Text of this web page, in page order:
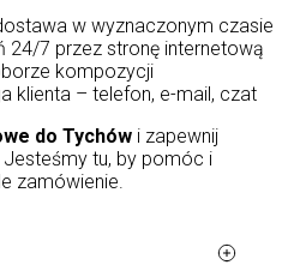
w wyznaczonym czasie
24/7 przez stronę internetową
kompozycji
klienta – telefon, e-mail, czat
do Tychów i zapewnij
tu, by pomóc i
zamówienie.